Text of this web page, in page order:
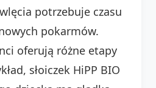
potrzebuje czasu
pokarmów.
oferują różne etapy
słoiczek HiPP BIO